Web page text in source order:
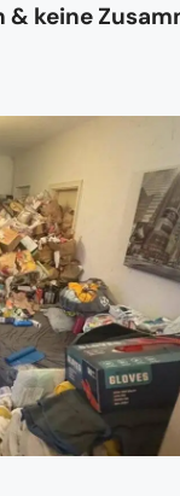
keine